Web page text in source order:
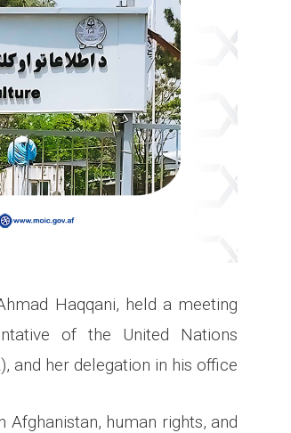
Haqqani, held a meeting
of the United Nations
and her delegation in his office.
Afghanistan, human rights, and